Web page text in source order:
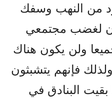
من النهب وسفك
لغضب مجتمعي
ولن يکون هناك
فإنهم يتشبثون
البنادق في